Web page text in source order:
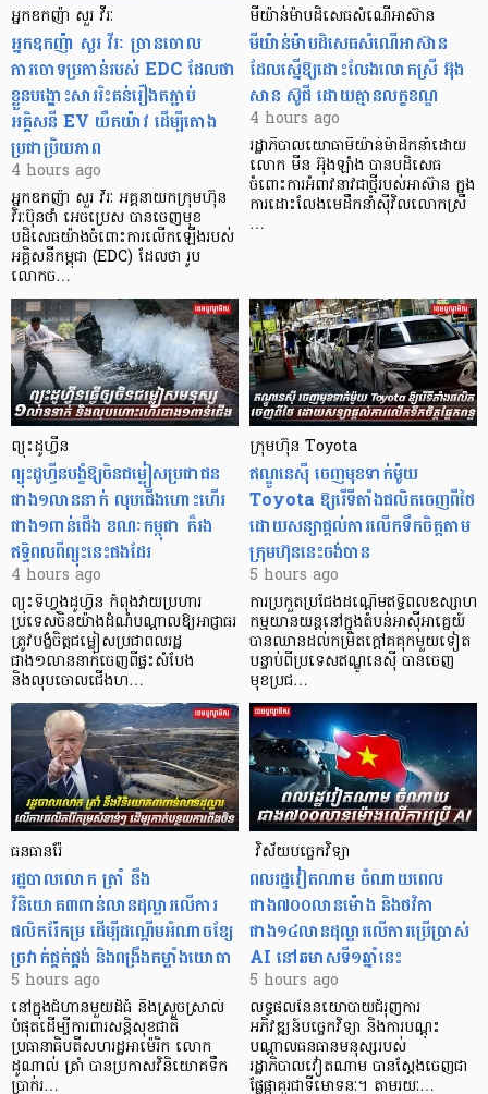
អ្នកឧកញ៉ា សួរ វីរៈ
អ្នកឧកញ៉ា សួរ វីរៈ​ ច្រានចោល
ការចោទប្រកាន់របស់ EDC ដែលថា
ខ្លួនបង្ហោះសាររិះគន់រឿងតភ្ជាប់
អគ្គិសនី EV យឺតយ៉ាវ ដើម្បីតោង
ប្រជាប្រិយភាព
4 hours ago
អ្នកឧកញ៉ា សួរ វីរៈ អគ្គនាយកក្រុមហ៊ុន
វិរៈប៊ុនថាំ អេចប្រេស បានចេញមុខ
បដិសេធយ៉ាងចំពោះការលើកឡើងរបស់
អគ្គិសនីកម្ពុជា (EDC) ដែលថា រូប
លោកច…
មីយ៉ាន់ម៉ាបដិសេធសំណើអាស៊ាន
មីយ៉ាន់ម៉ាបដិសេធសំណើអាស៊ាន
ដែលស្នើឱ្យដោះលែងលោកស្រី អ៊ុង
សាន ស៊ូជី ដោយគ្មានលក្ខខណ្ឌ
4 hours ago
រដ្ឋាភិបាលយោធាមីយ៉ាន់ម៉ាដឹកនាំដោយ
លោក មីន អ៊ុងឡាំង បានបដិសេធ
ចំពោះការអំពាវនាវជាថ្មីរបស់អាស៊ាន ក្នុង
ការដោះលែងមេដឹកនាំស៊ីវិលលោកស្រី
…
ព្យុះដូហ្វីន
ព្យុះដូហ្វីនបង្ខំឱ្យចិនជម្លៀសប្រជាជន
ជាង១លាននាក់ លុបជើងហោះហើរ
ជាង១ពាន់ជើង ខណៈកម្ពុជា ក៏រង
ឥទ្ធិពលពីព្យុះនេះផងដែរ
4 hours ago
ព្យុះទីហ្វុងដូហ្វីន កំពុងវាយប្រហារ
ប្រទេសចិនយ៉ាងដំណំបណ្តាលឱ្យអាជ្ញាធរ
ត្រូវបង្ខំចិត្តជម្លៀសប្រជាពលរដ្ឋ
ជាង១លាននាក់ចេញពីផ្ទះសំបែង
និងលុបចោលជើងហ…
ក្រុមហ៊ុន Toyota
ឥណ្ឌូនេស៊ី ចេញមុខទាក់ម៉ូយ
Toyota ឱ្យរើទីតាំងផលិតចេញពីថៃ
ដោយសន្យាផ្តល់ការលើកទឹកចិត្តតាម
ក្រុមហ៊ុននេះចង់បាន
5 hours ago
ការប្រកួតប្រជែងដណ្តើមឥទ្ធិពលឧស្សាហ
កម្មយានយន្តនៅក្នុងតំបន់អាស៊ីអាគ្នេយ៍
បានឈានដល់កម្រិតក្ដៅគគុកមួយទៀត
បន្ទាប់ពីប្រទេសឥណ្ឌូនេស៊ី បានចេញ
មុខប្រជ…
ធនធានរ៉ែ
​រដ្ឋបាលលោក ត្រាំ នឹង​
វិនិយោគ៣ពាន់លានដុល្លារលើការ
ផលិតរ៉ែកម្រ ដើម្បីដណ្តើមអំណាចខ្សែ
ច្រវាក់ផ្គត់ផ្គង់ និងពង្រឹងកម្លាំងយោធា
5 hours ago
នៅក្នុងជំហានមួយដ៏ធំ និងស្រួចស្រាល់
បំផុតដើម្បីការពារសន្តិសុខជាតិ
ប្រធានាធិបតីសហរដ្ឋអាម៉េរិក លោក
ដូណាល់ ត្រាំ បានប្រកាសវិនិយោគទឹក
ប្រាក់រ…
​​​​​​​​​​​​​​​​​​​​​​​​​​​​​ វិស័យបច្ចេកវិទ្យា
ពលរដ្ឋវៀតណាម ​ចំណាយពេល
ជាង៧០០លានម៉ោង និងថវិកា
ជាង១៤លានដុល្លារលើការប្រើប្រាស់
AI នៅឆមាសទី១ឆ្នាំនេះ
5 hours ago
លទ្ធផលនៃនយោបាយជំរុញការ
អភិវឌ្ឍន៍បច្ចេកវិទ្យា និងការបណ្តុះ
បណ្តាលធនធានមនុស្សរបស់
រដ្ឋាភិបាលវៀតណាម បានស្តែងចេញជា
ផ្លែផ្កាគួរជាទីមោទនៈ។ តាមរយៈ…